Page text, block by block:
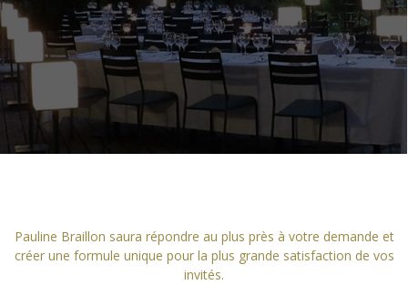
Pauline Braillon saura répondre au plus près à votre demande et
créer une formule unique pour la plus grande satisfaction de vos
invités.